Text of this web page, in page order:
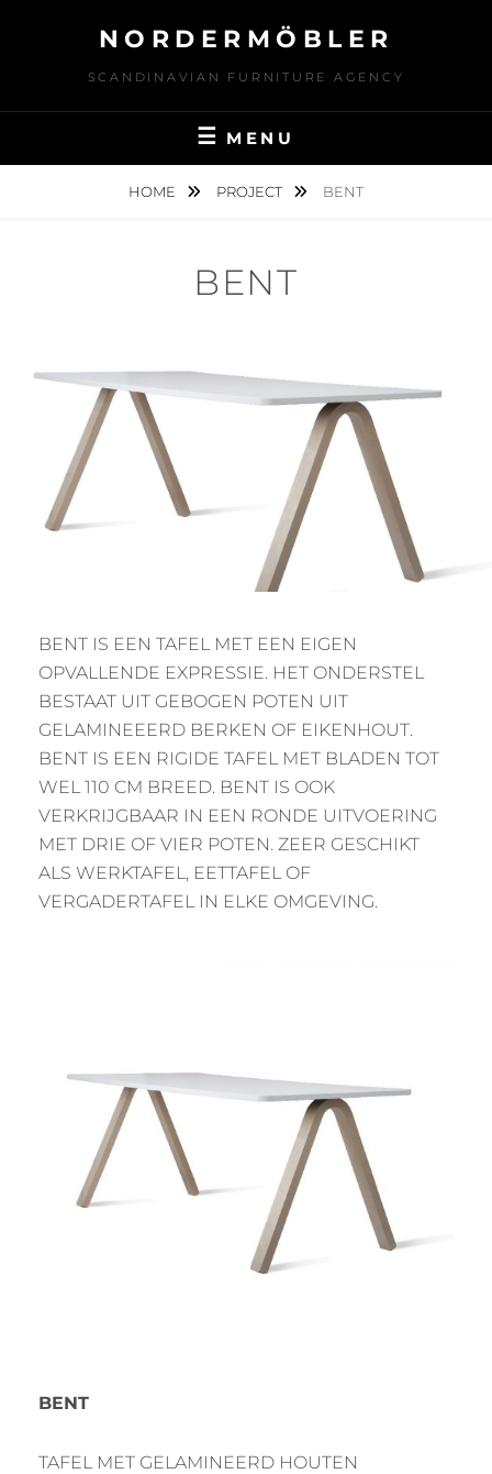
NORDERMÖBLER
SCANDINAVIAN FURNITURE AGENCY
MENU
HOME PROJECT BENT
BENT
BENT IS EEN TAFEL MET EEN EIGEN
OPVALLENDE EXPRESSIE. HET ONDERSTEL
BESTAAT UIT GEBOGEN POTEN UIT
GELAMINEEERD BERKEN OF EIKENHOUT.
BENT IS EEN RIGIDE TAFEL MET BLADEN TOT
WEL 110 CM BREED. BENT IS OOK
VERKRIJGBAAR IN EEN RONDE UITVOERING
MET DRIE OF VIER POTEN. ZEER GESCHIKT
ALS WERKTAFEL, EETTAFEL OF
VERGADERTAFEL IN ELKE OMGEVING.
BENT
TAFEL MET GELAMINEERD HOUTEN